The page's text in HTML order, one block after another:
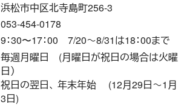
浜松市中区北寺島町256-3
053-454-0178
9：30〜17：00 7/20～8/31は18：00まで
毎週月曜日 (月曜日が祝日の場合は火曜
日）
祝日の翌日、 年末年始 (12月29日～1月
3日)